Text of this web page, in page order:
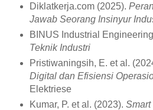
Diklatkerja.com (2025).
Jawab Seorang Insinyur
BINUS Industrial
Teknik Industri
Pristiwaningsih, E. et al.
Digital dan Efisiensi
Elektriese
Kumar, P. et al. (2023). Smart